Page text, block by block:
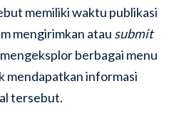
memiliki waktu publikasi
mengirimkan atau submit
berbagai menu
mendapatkan informasi
tersebut.